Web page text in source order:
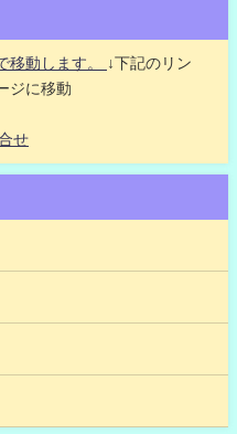
移動します。
↓下記のリン
ジに移動
せ